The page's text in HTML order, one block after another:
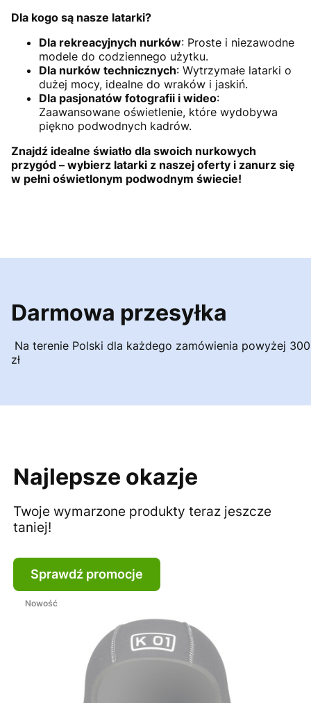
Dla kogo są nasze latarki?
Dla rekreacyjnych nurków: Proste i niezawodne
modele do codziennego użytku.
Dla nurków technicznych: Wytrzymałe latarki o
dużej mocy, idealne do wraków i jaskiń.
Dla pasjonatów fotografii i wideo:
Zaawansowane oświetlenie, które wydobywa
piękno podwodnych kadrów.
Znajdź idealne światło dla swoich nurkowych
przygód – wybierz latarki z naszej oferty i zanurz się
w pełni oświetlonym podwodnym świecie!
Darmowa przesyłka
Na terenie Polski dla każdego zamówienia powyżej 300
zł
Najlepsze okazje
Twoje wymarzone produkty teraz jeszcze
taniej!
Sprawdź promocje
Nowość